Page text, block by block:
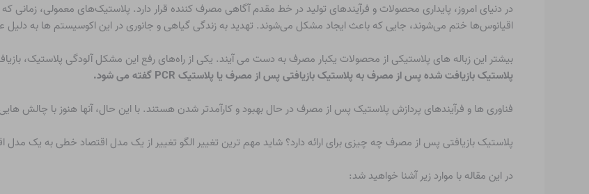
در دنیای امروز، پایداری محصولات و فرآیندهای تولید در خط مقدم آگاهی مصرف کننده قرار دارد. پلاستیک‌های معمولی، زمانی
اقیانوس‌ها ختم می‌شوند، جایی که باعث ایجاد مشکل می‌شوند. تهدید به زندگی گیاهی و جانوری در این اکوسیستم ها به
بیشتر این زباله های پلاستیکی از محصولات یکبار مصرف به دست می آیند. یکی از راه‌های رفع این مشکل آلودگی پلاستیک،
پلاستیک بازیافت شده پس از مصرف به پلاستیک بازیافتی پس از مصرف یا پلاستیک PCR گفته می شود.
فناوری ها و فرآیندهای پردازش پلاستیک پس از مصرف در حال بهبود و کارآمدتر شدن هستند. با این حال، آنها هنوز با چالش
پلاستیک بازیافتی پس از مصرف چه چیزی برای ارائه دارد؟ شاید مهم ترین تغییر الگو تغییر از یک مدل اقتصاد خطی به یک مدل
در این مقاله با موارد زیر آشنا خواهید شد: